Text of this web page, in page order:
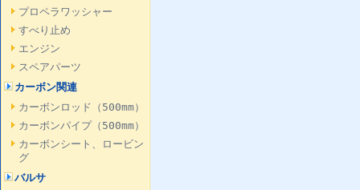
プロペラワッシャー
すべり止め
エンジン
スペアパーツ
カーボン関連
カーボンロッド（500mm）
カーボンパイプ（500mm）
カーボンシート、ロービン
グ
バルサ